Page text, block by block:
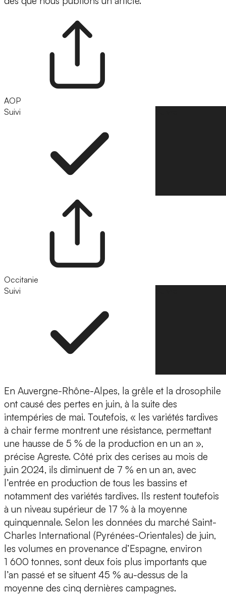
AOP
Suivi
Occitanie
Suivi
En Auvergne-Rhône-Alpes, la grêle et la drosophile
ont causé des pertes en juin, à la suite des
intempéries de mai. Toutefois, « les variétés tardives
à chair ferme montrent une résistance, permettant
une hausse de 5 % de la production en un an »,
précise Agreste. Côté prix des cerises au mois de
juin 2024, ils diminuent de 7 % en un an, avec
l’entrée en production de tous les bassins et
notamment des variétés tardives. Ils restent toutefois
à un niveau supérieur de 17 % à la moyenne
quinquennale. Selon les données du marché Saint-
Charles International (Pyrénées-Orientales) de juin,
les volumes en provenance d’Espagne, environ
1 600 tonnes, sont deux fois plus importants que
l’an passé et se situent 45 % au-dessus de la
moyenne des cinq dernières campagnes.